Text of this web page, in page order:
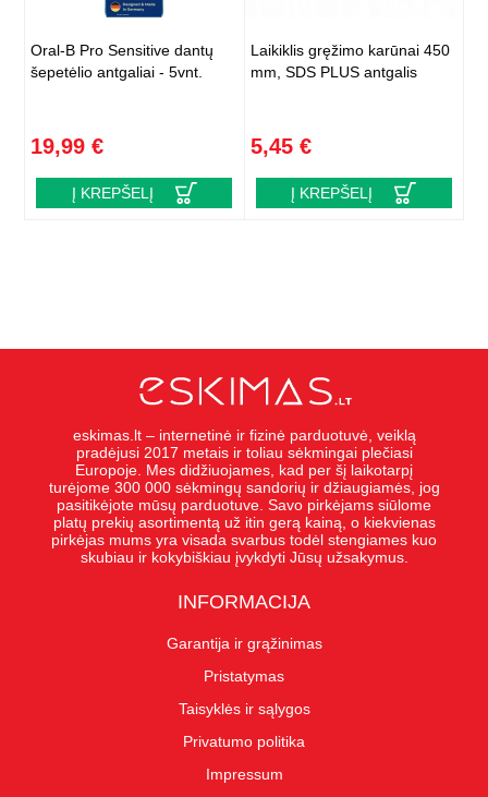
Oral-B Pro Sensitive dantų
šepetėlio antgaliai - 5vnt.
19,99 €
Į KREPŠELĮ
Laikiklis gręžimo karūnai 450
mm, SDS PLUS antgalis
5,45 €
Į KREPŠELĮ
eskimas.lt – internetinė ir fizinė parduotuvė, veiklą
pradėjusi 2017 metais ir toliau sėkmingai plečiasi
Europoje. Mes didžiuojames, kad per šį laikotarpį
turėjome 300 000 sėkmingų sandorių ir džiaugiamės, jog
pasitikėjote mūsų parduotuve. Savo pirkėjams siūlome
platų prekių asortimentą už itin gerą kainą, o kiekvienas
pirkėjas mums yra visada svarbus todėl stengiames kuo
skubiau ir kokybiškiau įvykdyti Jūsų užsakymus.
INFORMACIJA
Garantija ir grąžinimas
Pristatymas
Taisyklės ir sąlygos
Privatumo politika
Impressum